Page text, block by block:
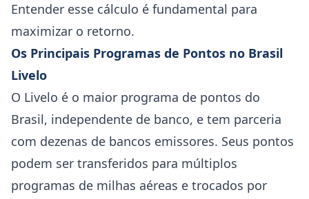
Entender esse cálculo é fundamental para
maximizar o retorno.
Os Principais Programas de Pontos no Brasil
Livelo
O Livelo é o maior programa de pontos do
Brasil, independente de banco, e tem parceria
com dezenas de bancos emissores. Seus pontos
podem ser transferidos para múltiplos
programas de milhas aéreas e trocados por